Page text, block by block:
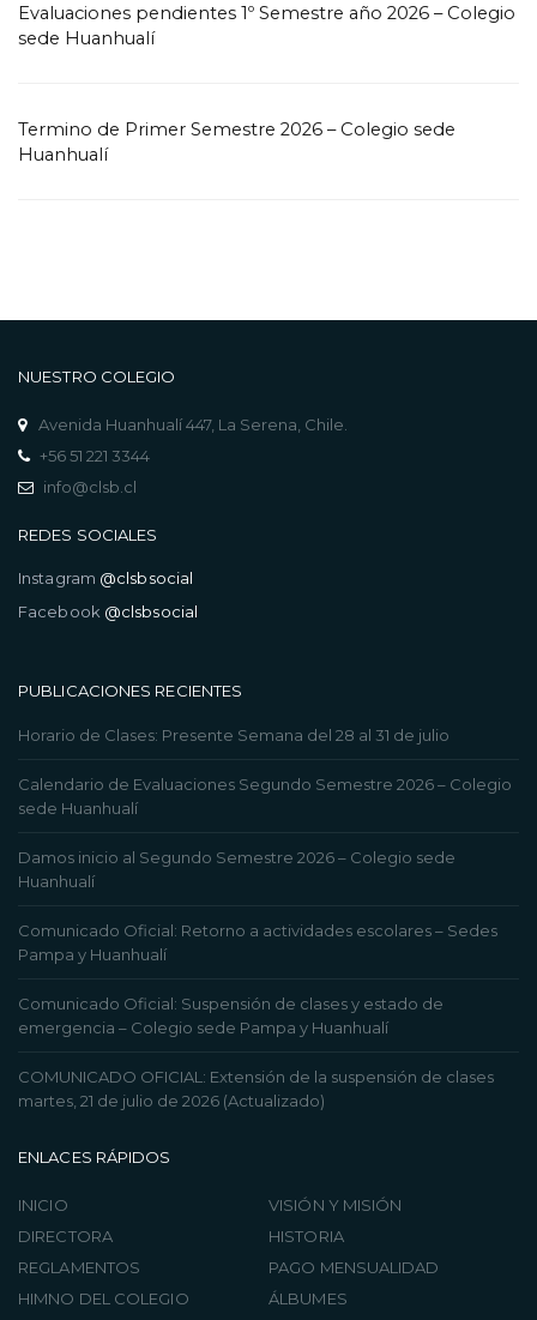
Evaluaciones pendientes 1º Semestre año 2026 – Colegio
sede Huanhualí
Termino de Primer Semestre 2026 – Colegio sede
Huanhualí
NUESTRO COLEGIO
Avenida Huanhualí 447, La Serena, Chile.
+56 51 221 3344
info@clsb.cl
REDES SOCIALES
Instagram @clsbsocial
Facebook @clsbsocial
PUBLICACIONES RECIENTES
Horario de Clases: Presente Semana del 28 al 31 de julio
Calendario de Evaluaciones Segundo Semestre 2026 – Colegio
sede Huanhualí
Damos inicio al Segundo Semestre 2026 – Colegio sede
Huanhualí
Comunicado Oficial: Retorno a actividades escolares – Sedes
Pampa y Huanhualí
Comunicado Oficial: Suspensión de clases y estado de
emergencia – Colegio sede Pampa y Huanhualí
COMUNICADO OFICIAL: Extensión de la suspensión de clases
martes, 21 de julio de 2026 (Actualizado)
ENLACES RÁPIDOS
INICIO
VISIÓN Y MISIÓN
DIRECTORA
HISTORIA
REGLAMENTOS
PAGO MENSUALIDAD
HIMNO DEL COLEGIO
ÁLBUMES